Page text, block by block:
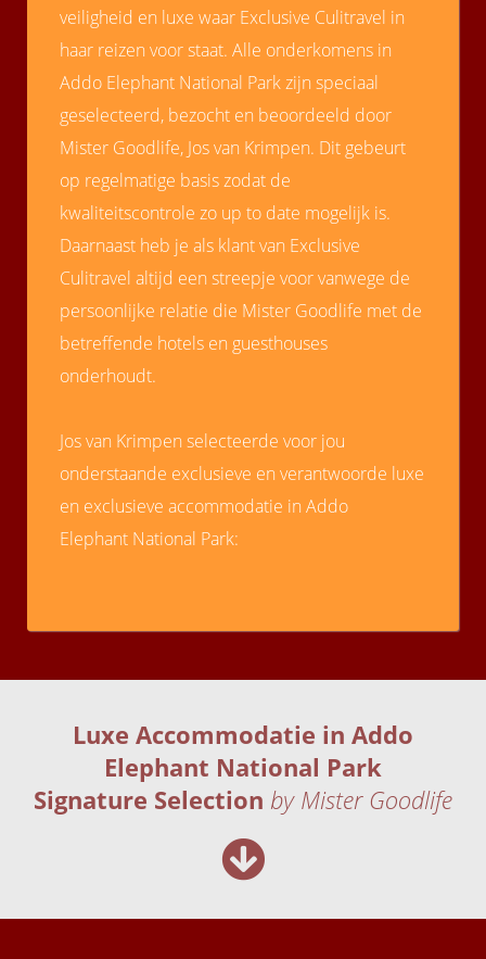
veiligheid en luxe waar Exclusive Culitravel in
haar reizen voor staat. Alle onderkomens in
Addo Elephant National Park zijn speciaal
geselecteerd, bezocht en beoordeeld door
Mister Goodlife, Jos van Krimpen. Dit gebeurt
op regelmatige basis zodat de
kwaliteitscontrole zo up to date mogelijk is.
Daarnaast heb je als klant van Exclusive
Culitravel altijd een streepje voor vanwege de
persoonlijke relatie die Mister Goodlife met de
betreffende hotels en guesthouses
onderhoudt.
Jos van Krimpen selecteerde voor jou
onderstaande exclusieve en verantwoorde luxe
en exclusieve accommodatie in Addo
Elephant National Park:
Luxe Accommodatie in Addo
Elephant National Park
Signature Selection by Mister Goodlife